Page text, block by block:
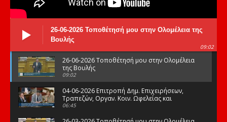
26-06-2026 Τοποθέτησή μου στην Ολομέλεια της
Βουλής
09:02
26-06-2026 Τοποθέτησή μου στην Ολομέλεια
της Βουλής
09:02
04-06-2026 Επιτροπή Δημ. Επιχειρήσεων,
Τραπεζών, Οργαν. Κοιν. Ωφελείας και
Φορέων Κοινων. Ασφάλισης
06:45